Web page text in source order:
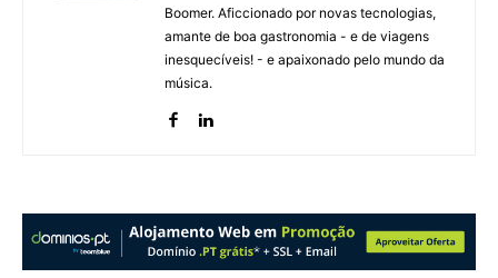
Boomer. Aficcionado por novas tecnologias,
amante de boa gastronomia - e de viagens
inesquecíveis! - e apaixonado pelo mundo da
música.